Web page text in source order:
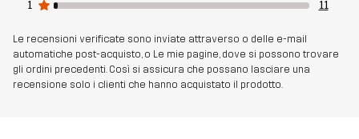
Fodera 95% Poliestere (Riciclato), 5% Poliestere
1 11
Le recensioni verificate sono inviate attraverso o delle e-mail
automatiche post-acquisto, o Le mie pagine, dove si possono trovare
gli ordini precedenti. Così si assicura che possano lasciare una
recensione solo i clienti che hanno acquistato il prodotto.